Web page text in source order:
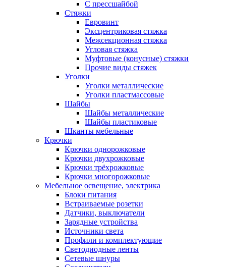
С прессшайбой
Стяжки
Евровинт
Эксцентриковая стяжка
Межсекционная стяжка
Угловая стяжка
Муфтовые (конусные) стяжки
Прочие виды стяжек
Уголки
Уголки металлические
Уголки пластмассовые
Шайбы
Шайбы металлические
Шайбы пластиковые
Шканты мебельные
Крючки
Крючки однорожковые
Крючки двухрожковые
Крючки трёхрожковые
Крючки многорожковые
Мебельное освещение, электрика
Блоки питания
Встраиваемые розетки
Датчики, выключатели
Зарядные устройства
Источники света
Профили и комплектующие
Светодиодные ленты
Сетевые шнуры